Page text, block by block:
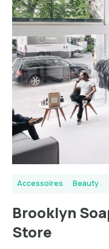
Accessoires Beauty
Brooklyn
Store